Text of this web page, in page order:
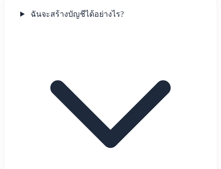
ฉันจะสร้างบัญชีได้อย่างไร?